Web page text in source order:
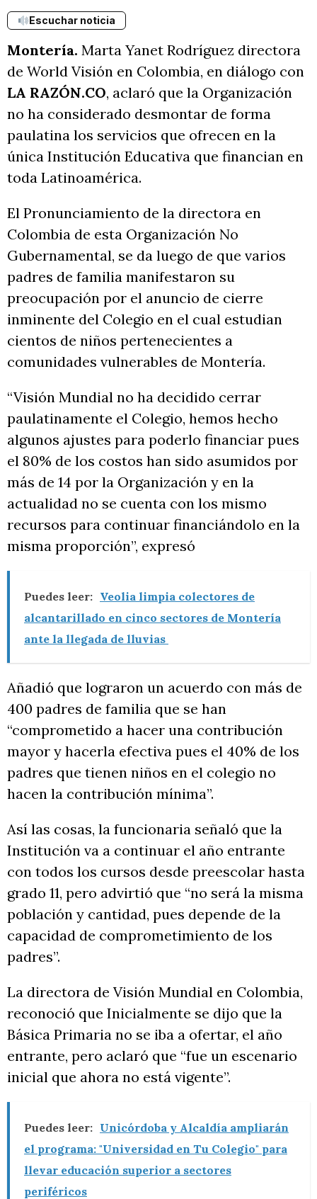
Escuchar noticia
Montería. Marta Yanet Rodríguez directora
de World Visión en Colombia, en diálogo con
LA RAZÓN.CO, aclaró que la Organización
no ha considerado desmontar de forma
paulatina los servicios que ofrecen en la
única Institución Educativa que financian en
toda Latinoamérica.
El Pronunciamiento de la directora en
Colombia de esta Organización No
Gubernamental, se da luego de que varios
padres de familia manifestaron su
preocupación por el anuncio de cierre
inminente del Colegio en el cual estudian
cientos de niños pertenecientes a
comunidades vulnerables de Montería.
“Visión Mundial no ha decidido cerrar
paulatinamente el Colegio, hemos hecho
algunos ajustes para poderlo financiar pues
el 80% de los costos han sido asumidos por
más de 14 por la Organización y en la
actualidad no se cuenta con los mismo
recursos para continuar financiándolo en la
misma proporción”, expresó
Puedes leer: Veolia limpia colectores de
alcantarillado en cinco sectores de Montería
ante la llegada de lluvias
Añadió que lograron un acuerdo con más de
400 padres de familia que se han
“comprometido a hacer una contribución
mayor y hacerla efectiva pues el 40% de los
padres que tienen niños en el colegio no
hacen la contribución mínima”.
Así las cosas, la funcionaria señaló que la
Institución va a continuar el año entrante
con todos los cursos desde preescolar hasta
grado 11, pero advirtió que “no será la misma
población y cantidad, pues depende de la
capacidad de comprometimiento de los
padres”.
La directora de Visión Mundial en Colombia,
reconoció que Inicialmente se dijo que la
Básica Primaria no se iba a ofertar, el año
entrante, pero aclaró que “fue un escenario
inicial que ahora no está vigente”.
Puedes leer: Unicórdoba y Alcaldía ampliarán
el programa: "Universidad en Tu Colegio" para
llevar educación superior a sectores
periféricos